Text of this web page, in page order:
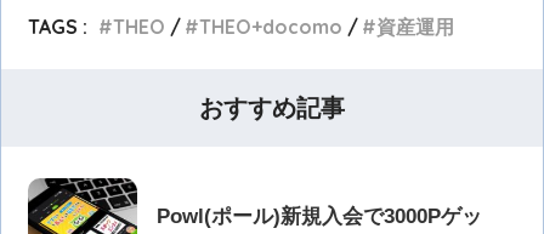
TAGS :
THEO THEO+docomo 資産運用
おすすめ記事
Powl(ポール)新規入会で3000Pゲッ